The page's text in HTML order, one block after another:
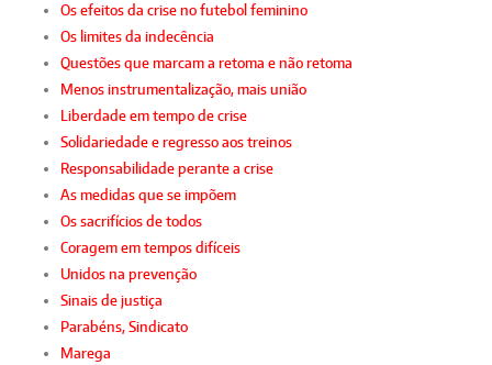
Os efeitos da crise no futebol feminino
Os limites da indecência
Questões que marcam a retoma e não retoma
Menos instrumentalização, mais união
Liberdade em tempo de crise
Solidariedade e regresso aos treinos
Responsabilidade perante a crise
As medidas que se impõem
Os sacrifícios de todos
Coragem em tempos difíceis
Unidos na prevenção
Sinais de justiça
Parabéns, Sindicato
Marega